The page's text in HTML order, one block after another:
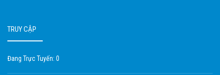
TRUY CẬP
Đang Trực Tuyến: 0